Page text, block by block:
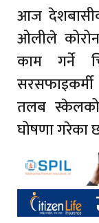
आज
ओलीले
काम गर्ने
तलब स्केलको
घोषणा गरेका